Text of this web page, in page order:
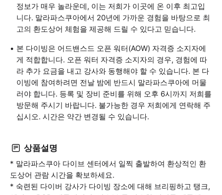
정보가 매우 놀라운데, 이는 저희가 이곳에 온 이후 최고입
니다. 말라파스쿠아에서 20년에 가까운 경험을 바탕으로 최
고의 환도상어 체험을 제공해 드릴 수 있다고 믿습니다.
본 다이빙은 어드밴스드 오픈 워터(AOW) 자격증 소지자에
게 적합합니다. 오픈 워터 자격증 소지자의 경우, 경험에 따
라 추가 요금을 내고 강사와 동행해야 할 수 있습니다. 본 다
이빙에 참여하려면 전날 밤에 반드시 말라파스쿠아에 머물
러야 합니다. 등록 및 장비 준비를 위해 오후 6시까지 저희를
방문해 주시기 바랍니다. 불가능한 경우 저희에게 연락해 주
십시오. 시간은 약간 변경될 수 있습니다.
상품설명
* 말라파스쿠아 다이브 센터에서 일찍 출발하여 환상적인 환
도상어 관람 시간을 확보하세요.
* 숙련된 다이버 강사가 다이빙 장소에 대해 브리핑하고 탱크,